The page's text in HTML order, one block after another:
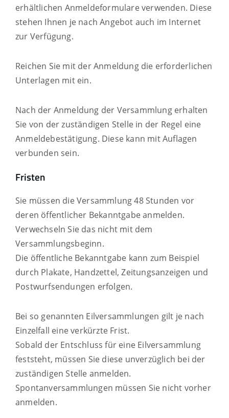
erhältlichen Anmeldeformulare verwenden. Diese
stehen Ihnen je nach Angebot auch im Internet
zur Verfügung.
Reichen Sie mit der Anmeldung die erforderlichen
Unterlagen mit ein.
Nach der Anmeldung der Versammlung erhalten
Sie von der zuständigen Stelle in der Regel eine
Anmeldebestätigung. Diese kann mit Auflagen
verbunden sein.
Fristen
Sie müssen die Versammlung 48 Stunden vor
deren öffentlicher Bekanntgabe anmelden.
Verwechseln Sie das nicht mit dem
Versammlungsbeginn.
Die öffentliche Bekanntgabe kann zum Beispiel
durch Plakate, Handzettel, Zeitungsanzeigen und
Postwurfsendungen erfolgen.
Bei so genannten Eilversammlungen gilt je nach
Einzelfall eine verkürzte Frist.
Sobald der Entschluss für eine Eilversammlung
feststeht, müssen Sie diese unverzüglich bei der
zuständigen Stelle anmelden.
Spontanversammlungen müssen Sie nicht vorher
anmelden.